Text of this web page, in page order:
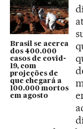
Brasil se acerca
dos 400.000
casos de covid-
19, com
projeções de
que chegará a
100.000 mortos
em agosto